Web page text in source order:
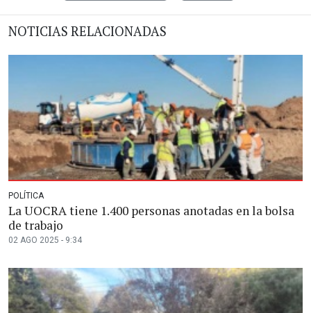
NOTICIAS RELACIONADAS
POLÍTICA
La UOCRA tiene 1.400 personas anotadas en la bolsa
de trabajo
02 AGO 2025 - 9:34